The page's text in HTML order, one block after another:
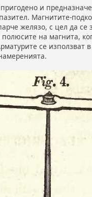
и
Магнитите-
желязо, с цел да
на магнита,
се използват